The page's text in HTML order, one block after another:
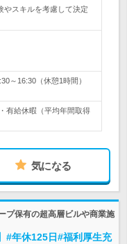
やスキルを考慮して決定
～16:30（休憩1時間）
有給休暇（平均年間取得
気になる
プ保有の超高層ビルや商業施
#年休125日#福利厚生充